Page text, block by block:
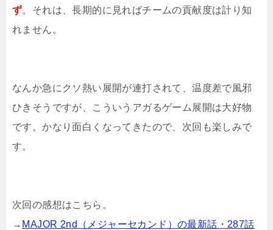
ず。それは、長期的に見ればチームの貢献度は計り知
れません。
なんか急にクソ熱い展開が連打されて、温度差で風邪
ひきそうですが、こういうアガるゲーム展開は大好物
です。かなり面白くなってきたので、次回も楽しみで
す。
次回の感想はこちら。
→ MAJOR 2nd（メジャーセカンド）の最新話・287話